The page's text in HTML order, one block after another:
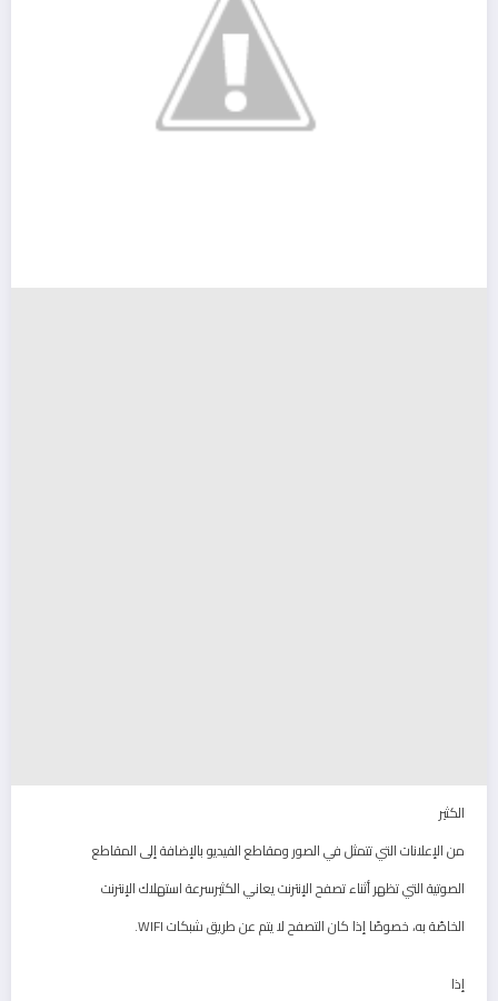
الكثير
من الإعلانات التي تتمثل في الصور ومقاطع الفيديو بالإضافة إلى المقاطع
الصوتية التي تظهر أثناء تصفح الإنترنت يعاني الكثيرسرعة استهلاك الإنترنت
الخاصّة به، خصوصًا إذا كان التصفح لا يتم عن طريق شبكات WIFI.
إذا